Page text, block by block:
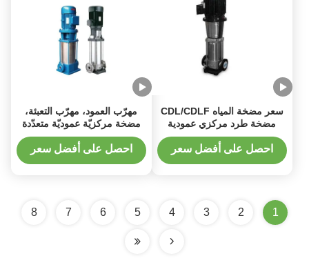
سعر مضخة المياه CDL/CDLF
مضخة طرد مركزي عمودية
متعددة المراحل من الفولاذ
المقاوم للصدأ
احصل على أفضل سعر
مهرّب العمود، مهرّب التعبئة،
مضخة مركزيّة عموديّة متعدّدة
المراحل لمختلف الصناعات
احصل على أفضل سعر
1
2
3
4
5
6
7
8